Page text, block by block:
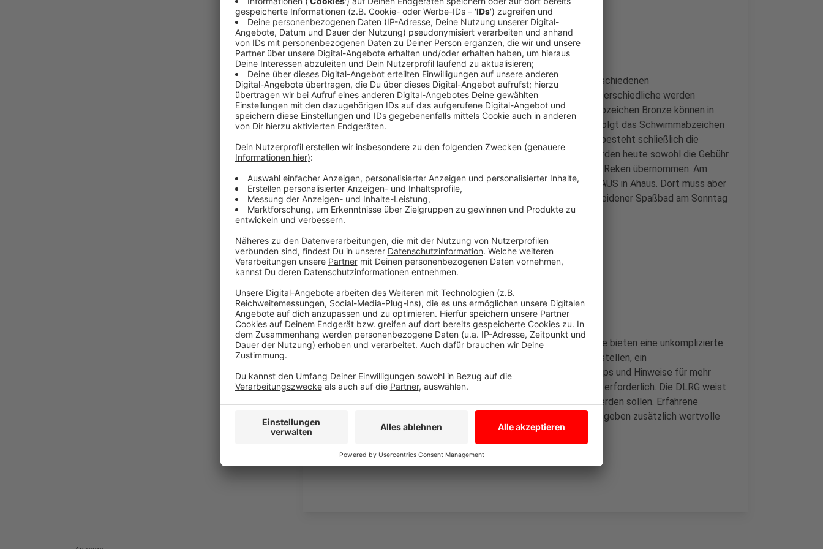
Schwimmabzeichentage zum Mitmachen
Anzeige
Zum Auftakt heute (11.06.) werden im Rekener Hallenbad die verschiedenen
Schwimmabzeichen abgenommen. Im Laufe des Nachmittags unterschiedliche werden
Zeitfenster angeboten: Das Seepferdchen sowie das Schwimmabzeichen Bronze können in
der Zeit von 16:45 bis 17:30 Uhr abgelegt werden, anschließend folgt das Schwimmabzeichen
Silber von 17:30 bis 18:15 Uhr. In der Zeit von 18:30 bis 20:00 Uhr besteht schließlich die
Möglichkeit, das Schwimmabzeichen Gold zu erwerben. Dabei werden heute sowohl die Gebühr
für die Abzeichenabnahme als auch der Eintritt von der Gemeinde Reken übernommen. Am
Samstag von 10 bis 14 Uhr gibt es die nächste Chance im AquAHAUS in Ahaus. Dort muss aber
das normale Eintrittsgeld gezahlt werden. Das gilt auch für das Heidener Spaßbad am Sonntag
von 14 bis 17 Uhr. Die Abnahme ist jeweils kostenlos.
Anzeige
Anzeige
Die Schwimmabzeichentage richten sich an alle Interessierten. Sie bieten eine unkomplizierte
Möglichkeit, das eigene Können im Wasser auf den Prüfstand zu stellen, ein
Schwimmabzeichen abzulegen und sich gleichzeitig wertvolle Tipps und Hinweise für mehr
Sicherheit im Wasser zu holen. Eine vorherige Anmeldung ist nicht erforderlich. Die DLRG weist
darauf hin, dass vorhandene Schwimmpässe bitte mitgebracht werden sollen. Erfahrene
Ausbilder stehen vor Ort bereit, begleiten die Teilnehmenden und geben zusätzlich wertvolle
Tipps für den weiteren Weg zum sicheren Schwimmen.
Anzeige